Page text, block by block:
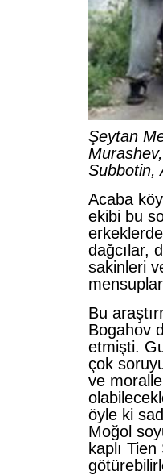
Şeytan
Subbotin,
Acaba
ekibi bu
dağcılar,
sakinleri
Bu
Bogahov
etmişti.
çok
ve
öyle ki
Moğol
kaplı